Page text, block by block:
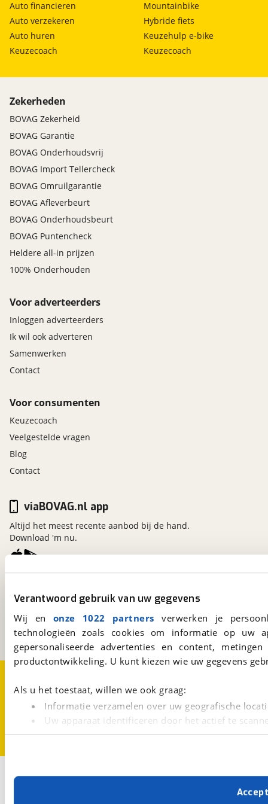
Verantwoord gebruik van uw gegevens
Wij en onze 1022 partners verwerken je
technologieën zoals cookies om informatie op
gepersonaliseerde advertenties en content,
productontwikkeling. U kunt kiezen wie uw gegevens
Als u het toestaat, willen we ook graag:
Informatie verzamelen over uw geografische
Uw apparaat identificeren door het actief te
Lees meer over hoe uw persoonlijke gegevens worden
Met cookies en vergelijkbare technieken zorgen we
cookies zorgen ervoor dat de website goed werkt.
Auto financieren
Auto verzekeren
Auto huren
Keuzecoach
Mountainbike
Hybride fiets
Keuzehulp e-bike
Keuzecoach
Zekerheden
BOVAG Zekerheid
BOVAG Garantie
BOVAG Onderhoudsvrij
BOVAG Import Tellercheck
BOVAG Omruilgarantie
BOVAG Afleverbeurt
BOVAG Onderhoudsbeurt
BOVAG Puntencheck
Heldere all-in prijzen
100% Onderhouden
Voor adverteerders
Inloggen adverteerders
Ik wil ook adverteren
Samenwerken
Contact
Voor consumenten
Keuzecoach
Veelgestelde vragen
Blog
Contact
Kosterijland15
Een initiatief van
BOVAG
viaBOVAG.nl app
Altijd het meest recente aanbod bij de hand.
Download 'm nu.
Cookievoorkeuren
Vacatures